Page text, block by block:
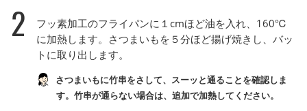
2
フッ素加工のフライパンに１cmほど油を入れ、160℃
に加熱します。さつまいもを５分ほど揚げ焼きし、バッ
トに取り出します。
さつまいもに竹串をさして、スーッと通ることを確認しま
す。竹串が通らない場合は、追加で加熱してください。